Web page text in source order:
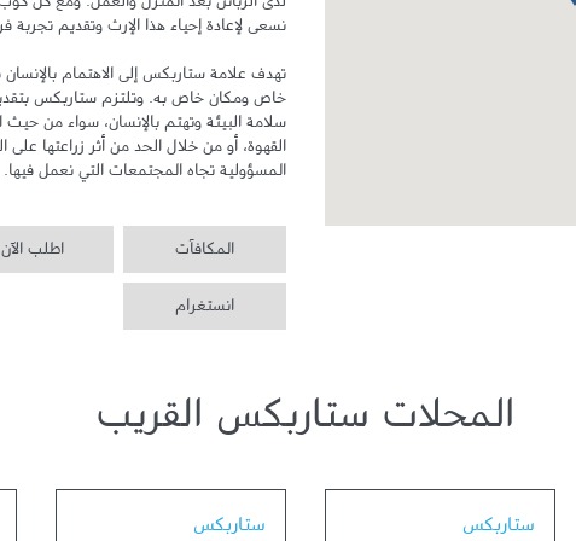
المسؤولية تجاه المجتمعات التي نعمل فيها.
المكافآت اطلب الآن
انستغرام
المحلات ستاربكس القريب
ستاربكس ستاربكس